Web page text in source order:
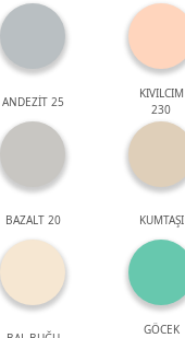
ANDEZİT 25
KIVILCIM
230
BAZALT 20 KUMTAŞI
GÖCEK